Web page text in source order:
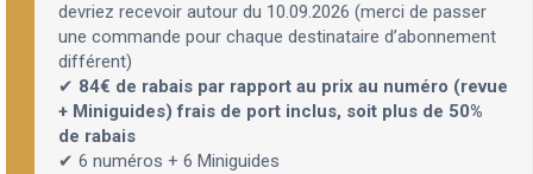
devriez recevoir autour du 10.09.2026 (merci de passer
une commande pour chaque destinataire d’abonnement
différent)
✔ 84€ de rabais par rapport au prix au numéro (revue
+ Miniguides) frais de port inclus, soit plus de 50%
de rabais
✔ 6 numéros + 6 Miniguides